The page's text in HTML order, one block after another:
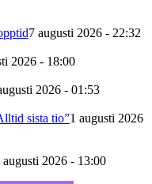
7 augusti 2026 - 22:32
2026 - 18:00
2026 - 01:53
sista tio”1 augusti 2026
augusti 2026 - 13:00